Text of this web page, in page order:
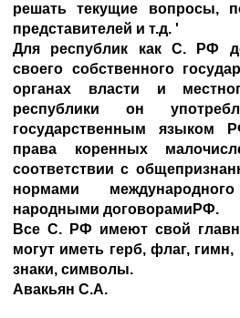
решать текущие вопросы,
представителей и т.д. '
Для республик как С. РФ
своего собственного
органах власти и
республики он
государственным языком
права коренных
соответствии с
нормами
народными договорамиРФ.
Все С. РФ имеют свой
могут иметь герб, флаг,
знаки, символы.
Авакьян С.А.